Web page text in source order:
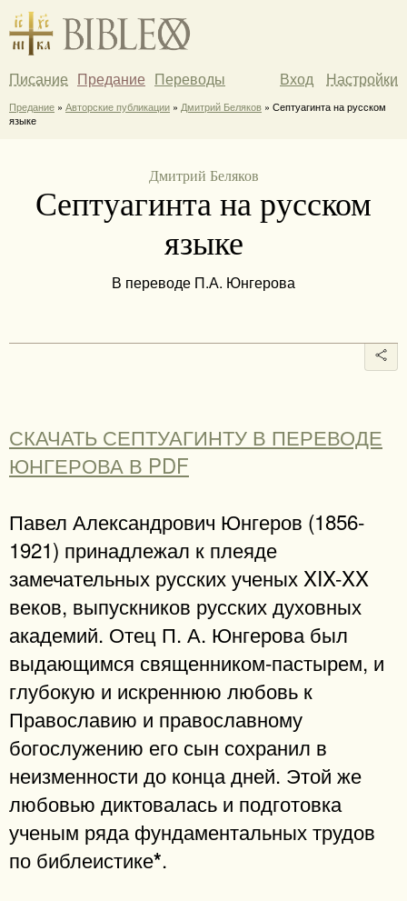
Писание Предание Переводы Вход Настройки
Предание » Авторские публикации » Дмитрий Беляков » Септуагинта на русском
языке
Дмитрий Беляков
Септуагинта на русском
языке
В переводе П.А. Юнгерова
СКАЧАТЬ СЕПТУАГИНТУ В ПЕРЕВОДЕ
ЮНГЕРОВА В PDF
Павел Александрович Юнгеров (1856-
1921) принадлежал к плеяде
замечательных русских ученых XIX-XX
веков, выпускников русских духовных
академий. Отец П. А. Юнгерова был
выдающимся священником-пастырем, и
глубокую и искреннюю любовь к
Православию и православному
богослужению его сын сохранил в
неизменности до конца дней. Этой же
любовью диктовалась и подготовка
ученым ряда фундаментальных трудов
по библеистике*.